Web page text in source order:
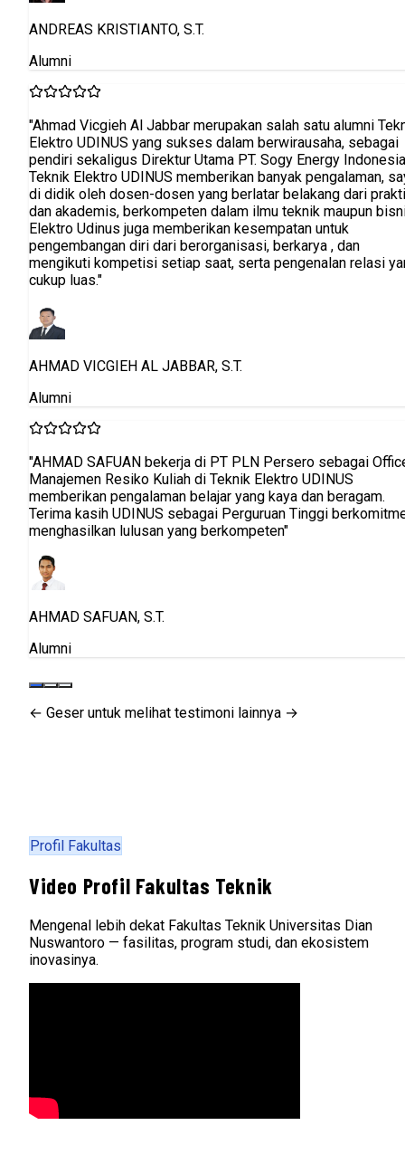
ANDREAS KRISTIANTO, S.T.
Alumni
"Ahmad Vicgieh Al Jabbar merupakan salah satu alumni
Elektro UDINUS yang sukses dalam berwirausaha, sebagai
pendiri sekaligus Direktur Utama PT. Sogy Energy
Teknik Elektro UDINUS memberikan banyak pengalaman,
di didik oleh dosen-dosen yang berlatar belakang dari
dan akademis, berkompeten dalam ilmu teknik maupun
Elektro Udinus juga memberikan kesempatan untuk
pengembangan diri dari berorganisasi, berkarya , dan
mengikuti kompetisi setiap saat, serta pengenalan relasi
cukup luas."
AHMAD VICGIEH AL JABBAR, S.T.
Alumni
"AHMAD SAFUAN bekerja di PT PLN Persero sebagai
Manajemen Resiko Kuliah di Teknik Elektro UDINUS
memberikan pengalaman belajar yang kaya dan beragam.
Terima kasih UDINUS sebagai Perguruan Tinggi
menghasilkan lulusan yang berkompeten"
AHMAD SAFUAN, S.T.
Alumni
← Geser untuk melihat testimoni lainnya →
Profil Fakultas
Video Profil Fakultas Teknik
Mengenal lebih dekat Fakultas Teknik Universitas Dian
Nuswantoro — fasilitas, program studi, dan ekosistem
inovasinya.